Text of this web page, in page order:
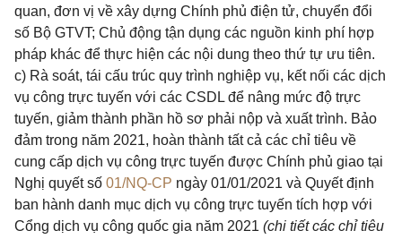
quan, đơn vị về xây dựng Chính phủ điện tử, chuyển đổi
số Bộ GTVT; Chủ động tận dụng các nguồn kinh phí hợp
pháp khác để thực hiện các nội dung theo thứ tự ưu tiên.
c) Rà soát, tái cấu trúc quy trình nghiệp vụ, kết nối các dịch
vụ công trực tuyến với các CSDL để nâng mức độ trực
tuyến, giảm thành phần hồ sơ phải nộp và xuất trình. Bảo
đảm trong năm 2021, hoàn thành tất cả các chỉ tiêu về
cung cấp dịch vụ công trực tuyến được Chính phủ giao tại
Nghị quyết số 01/NQ-CP ngày 01/01/2021 và Quyết định
ban hành danh mục dịch vụ công trực tuyến tích hợp với
Cổng dịch vụ công quốc gia năm 2021 (chi tiết các chỉ tiêu